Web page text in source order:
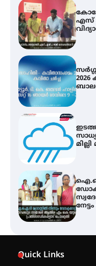
2026
ഓഫ്
Quick Links